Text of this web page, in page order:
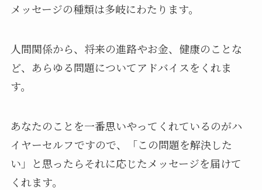
メッセージの種類は多岐にわたります。
人間関係から、将来の進路やお金、健康のことな
ど、あらゆる問題についてアドバイスをくれま
す。
あなたのことを一番思いやってくれているのがハ
イヤーセルフですので、「この問題を解決した
い」と思ったらそれに応じたメッセージを届けて
くれます。